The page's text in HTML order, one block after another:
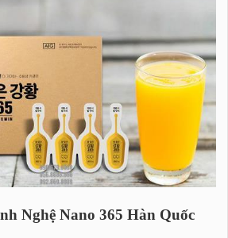
Nghệ Nano 365 Hàn Quốc